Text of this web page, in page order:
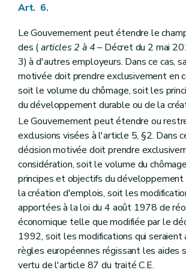
Art. 6.
Le Gouvernement peut étendre le
des (articles 2 à 4– Décret du 2 mai
3) à d'autres employeurs. Dans ce cas,
motivée doit prendre exclusivement en
soit le volume du chômage, soit les
du développement durable ou de la
Le Gouvernement peut étendre ou
exclusions visées à l'article 5, §2. Dans
décision motivée doit prendre
considération, soit le volume du
principes et objectifs du développement
la création d'emplois, soit les
apportées à la loi du 4 août 1978 de
économique telle que modifiée par le
1992, soit les modifications qui seraient
règles européennes régissant les aides
vertu de l'article 87 du traité C.E.